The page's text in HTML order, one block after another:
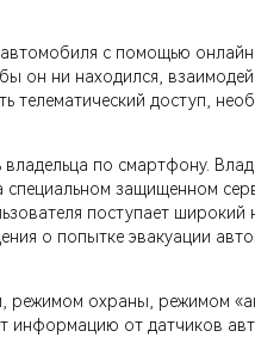
с помощью
он ни находился,
доступ,
по смартфону.
защищенном
поступает
о попытке эвакуации
охраны, режимом
от датчиков